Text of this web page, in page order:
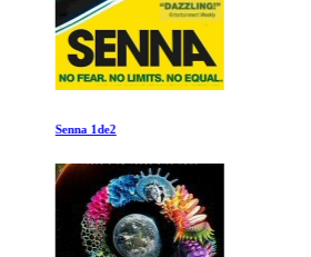
Senna 1de2